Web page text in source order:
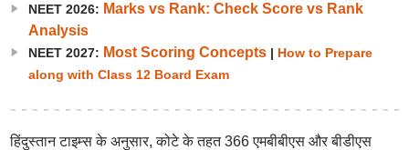
NEET 2026: Marks vs Rank: Check Score vs Rank
Analysis
NEET 2027: Most Scoring Concepts| How to Prepare
along with Class 12 Board Exam
हिंदुस्तान टाइम्स के अनुसार, कोटे के तहत 366 एमबीबीएस और बीडीएस